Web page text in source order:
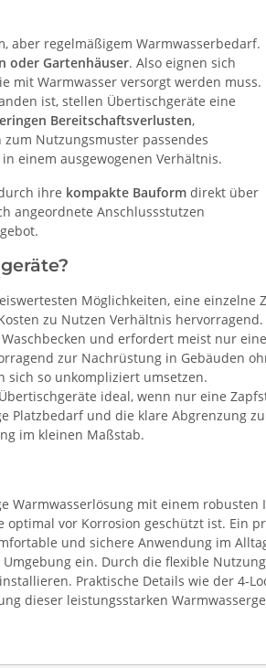
aber regelmäßigem Warmwasserbedarf.
oder Gartenhäuser. Also eignen sich
mit Warmwasser versorgt werden muss.
ist, stellen Übertischgeräte eine
Bereitschaftsverlusten,
Nutzungsmuster passendes
einem ausgewogenen Verhältnis.
ihre kompakte Bauform direkt über
angeordnete Anschlussstutzen
Möglichkeiten, eine einzelne
zu Nutzen Verhältnis hervorragend.
und erfordert meist nur
zur Nachrüstung in Gebäuden
sich so unkompliziert umsetzen.
ideal, wenn nur eine
Platzbedarf und die klare Abgrenzung
im kleinen Maßstab.
Warmwasserlösung mit einem
vor Korrosion geschützt ist. Ein
und sichere Anwendung im
ein. Durch die flexible
Praktische Details wie der 4-
dieser leistungsstarken